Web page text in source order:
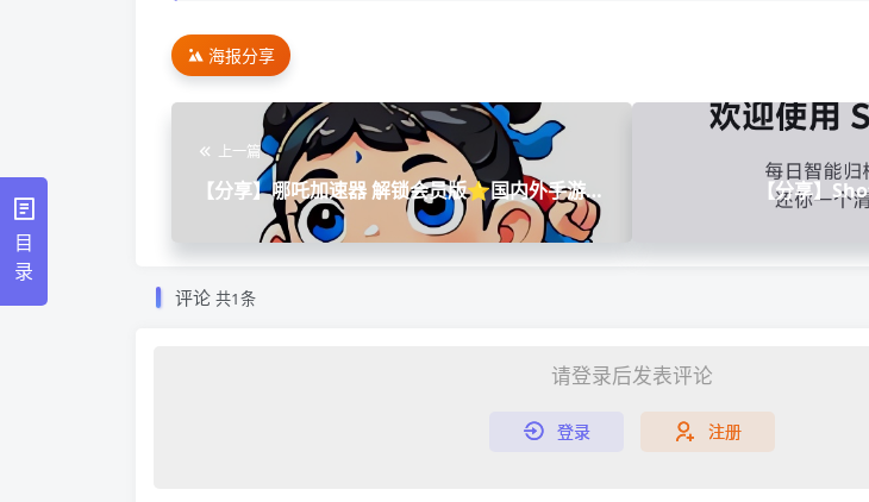
海报分享
上一篇
【分享】哪吒加速器 解锁会员版⭐国内外手游加
【分享】
评论 共1条
请登录后发表评论
登录 注册
目
录